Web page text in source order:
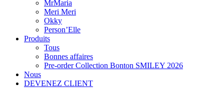
MrMaria
Meri Meri
Okky
Person’Elle
Produits
Tous
Bonnes affaires
Pre-order Collection Bonton SMILEY 2026
Nous
DEVENEZ CLIENT